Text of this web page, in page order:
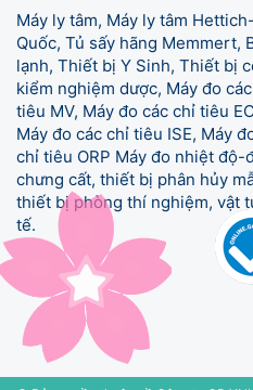
Máy ly tâm, Máy ly tâm
Quốc, Tủ sấy hãng Memmert,
lạnh, Thiết bị Y Sinh, Thiết bị
kiểm nghiệm dược, Máy đo
tiêu MV, Máy đo các chỉ tiêu
Máy đo các chỉ tiêu ISE, Máy
chỉ tiêu ORP Máy đo nhiệt độ-
chưng cất, thiết bị phân hủy
thiết bị phòng thí nghiệm, vật
tế.